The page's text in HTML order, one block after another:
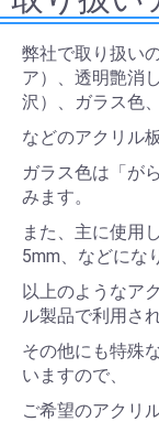
弊社で取り扱い
ア）、透明艶消
沢）、ガラス色
などのアクリル
ガラス色は「が
みます。
また、主に使用
5mm、などにな
以上のようなア
ル製品で利用さ
その他にも特殊
いますので、
ご希望のアクリ